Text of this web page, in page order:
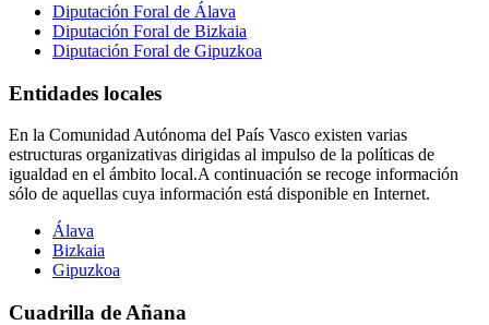
Diputación Foral de Álava
Diputación Foral de Bizkaia
Diputación Foral de Gipuzkoa
Entidades locales
En la Comunidad Autónoma del País Vasco existen varias
estructuras organizativas dirigidas al impulso de la políticas de
igualdad en el ámbito local.A continuación se recoge información
sólo de aquellas cuya información está disponible en Internet.
Álava
Bizkaia
Gipuzkoa
Cuadrilla de Añana